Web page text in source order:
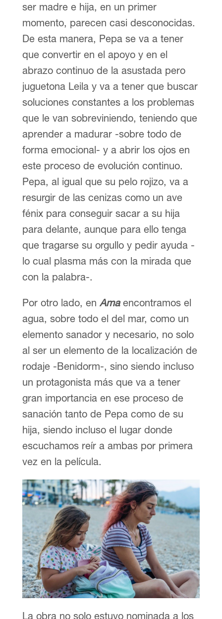
ser madre e hija, en un primer
momento, parecen casi desconocidas.
De esta manera, Pepa se va a tener
que convertir en el apoyo y en el
abrazo continuo de la asustada pero
juguetona Leila y va a tener que buscar
soluciones constantes a los problemas
que le van sobreviniendo, teniendo que
aprender a madurar -sobre todo de
forma emocional- y a abrir los ojos en
este proceso de evolución continuo.
Pepa, al igual que su pelo rojizo, va a
resurgir de las cenizas como un ave
fénix para conseguir sacar a su hija
para delante, aunque para ello tenga
que tragarse su orgullo y pedir ayuda -
lo cual plasma más con la mirada que
con la palabra-.
Por otro lado, en Ama encontramos el
agua, sobre todo el del mar, como un
elemento sanador y necesario, no solo
al ser un elemento de la localización de
rodaje -Benidorm-, sino siendo incluso
un protagonista más que va a tener
gran importancia en ese proceso de
sanación tanto de Pepa como de su
hija, siendo incluso el lugar donde
escuchamos reír a ambas por primera
vez en la película.
La obra no solo estuvo nominada a los